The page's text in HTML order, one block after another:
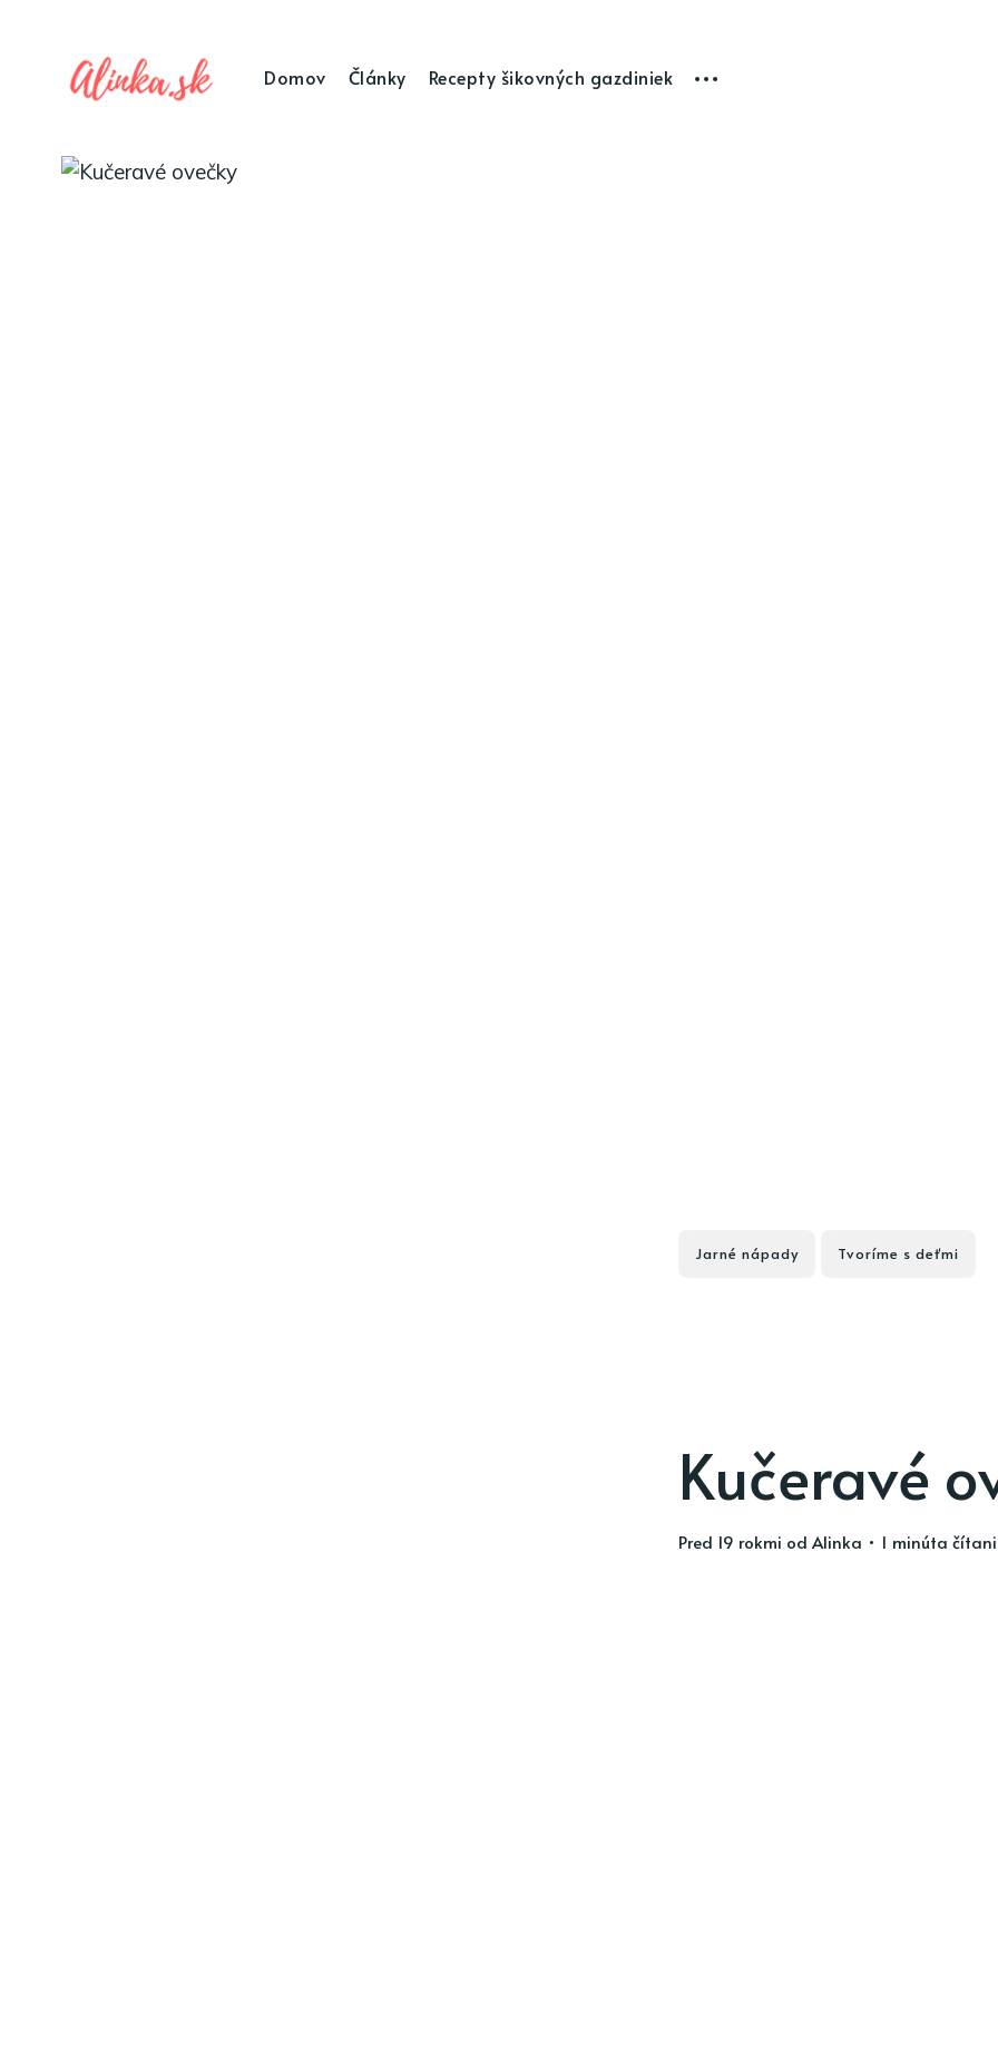
Domov Články Recepty šikovných gazdiniek
Jarné nápady Tvoríme s deťmi
Kučeravé
pred 19 rokmi od Alinka • 1 minúta